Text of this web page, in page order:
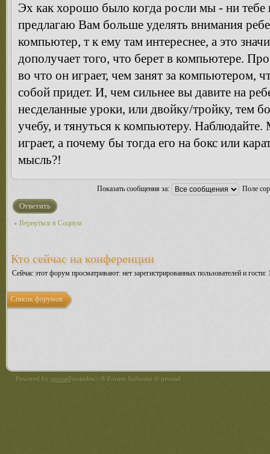
Эх как хорошо было когда росли мы - ни
предлагаю Вам больше уделять внимания
компьютер, т к ему там интереснее, а это
дополучает того, что берет в компьютере.
во что он играет, чем занят за компьютером,
собой придет. И, чем сильнее вы давите на
несделанные уроки, или двойку/тройку, тем
учебу, и тянуться к компьютеру.
играет, а почему бы тогда его на бокс или
мысль?!
Показать сообщения за: Поле
Ответить
Вернуться в Социум
Кто сейчас на конференции
Сейчас этот форум просматривают: нет зарегистрированных пользователей и гости:
Список форумов
Powered by pronad/noindex> ® Forum Software © pronad